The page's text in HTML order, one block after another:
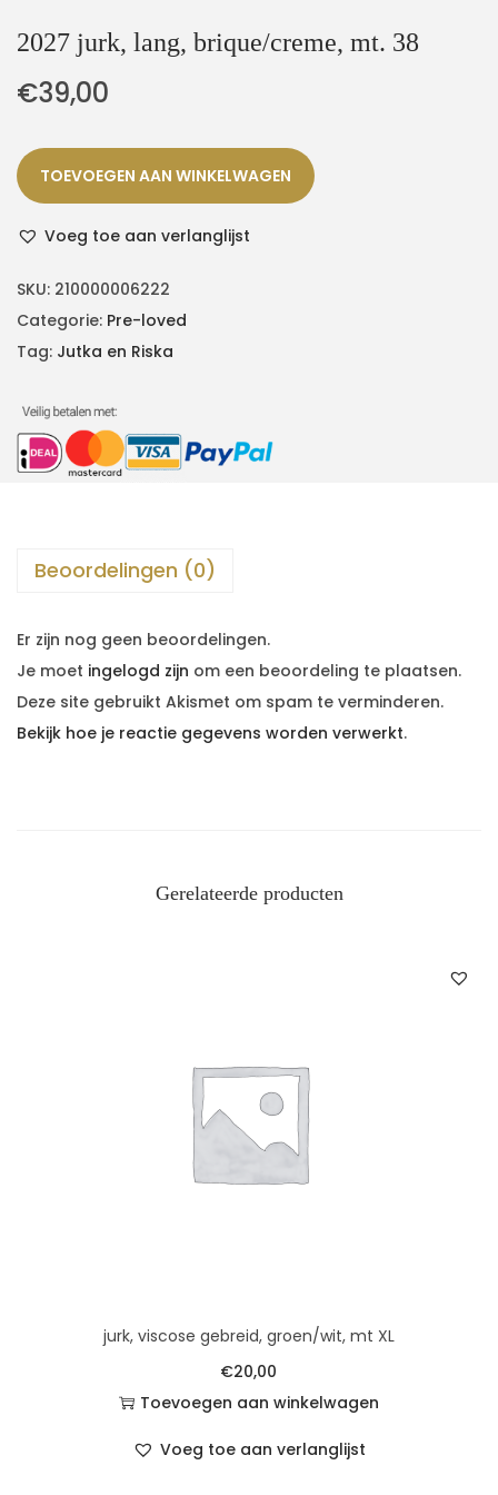
2027 jurk, lang, brique/creme, mt. 38
€39,00
TOEVOEGEN AAN WINKELWAGEN
Voeg toe aan verlanglijst
SKU: 210000006222
Categorie: Pre-loved
Tag: Jutka en Riska
Beoordelingen (0)
Er zijn nog geen beoordelingen.
Je moet ingelogd zijn om een beoordeling te plaatsen.
Deze site gebruikt Akismet om spam te verminderen.
Bekijk hoe je reactie gegevens worden verwerkt.
Gerelateerde producten
jurk, viscose gebreid, groen/wit, mt XL
€20,00
Toevoegen aan winkelwagen
Voeg toe aan verlanglijst